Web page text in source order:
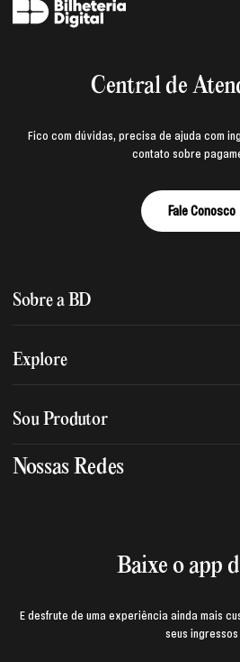
Central de
Fico com dúvidas, precisa de ajuda com
contato sobre
Fale Conosco
Sobre a BD
Quem somos
Política de privacidade
Explore
Assessoria de imprensa
Trabalhe na BD
Sou Produtor
Manual de mídia e da marca BD
Nossas Redes
Baixe o app
E desfrute de uma experiência ainda mais
seus ingressos